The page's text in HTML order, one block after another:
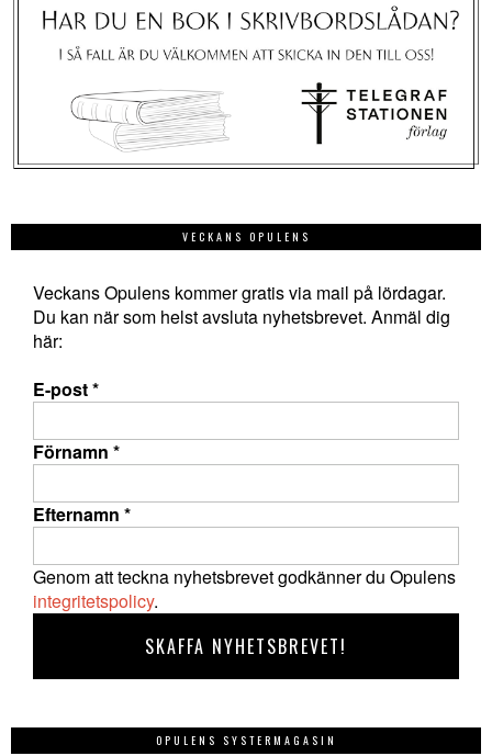
VECKANS OPULENS
Veckans Opulens kommer gratis via mail på lördagar.
Du kan när som helst avsluta nyhetsbrevet. Anmäl dig
här:
E-post*
Förnamn *
Efternamn *
Genom att teckna nyhetsbrevet godkänner du Opulens
integritetspolicy.
OPULENS SYSTERMAGASIN